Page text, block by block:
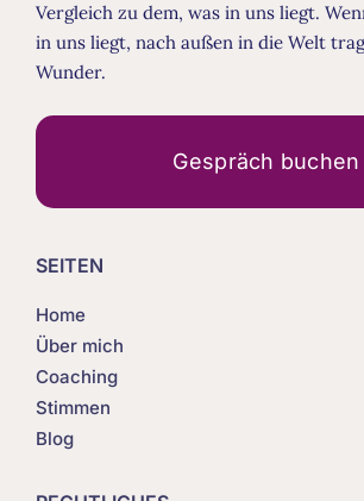
Vergleich zu dem, was in uns liegt.
in uns liegt, nach außen in die Welt
Wunder.
Gespräch buchen
SEITEN
Home
Über mich
Coaching
Stimmen
Blog